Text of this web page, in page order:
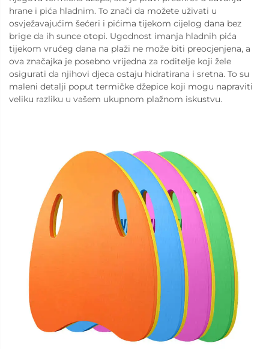
hrane i pića hladnim. To znači da možete uživati u
osvježavajućim šećeri i pićima tijekom cijelog dana bez
brige da ih sunce otopi. Ugodnost imanja hladnih pića
tijekom vrućeg dana na plaži ne može biti preocjenjena, a
ova značajka je posebno vrijedna za roditelje koji žele
osigurati da njihovi djeca ostaju hidratirana i sretna. To su
maleni detalji poput termičke džepice koji mogu napraviti
veliku razliku u vašem ukupnom plažnom iskustvu.